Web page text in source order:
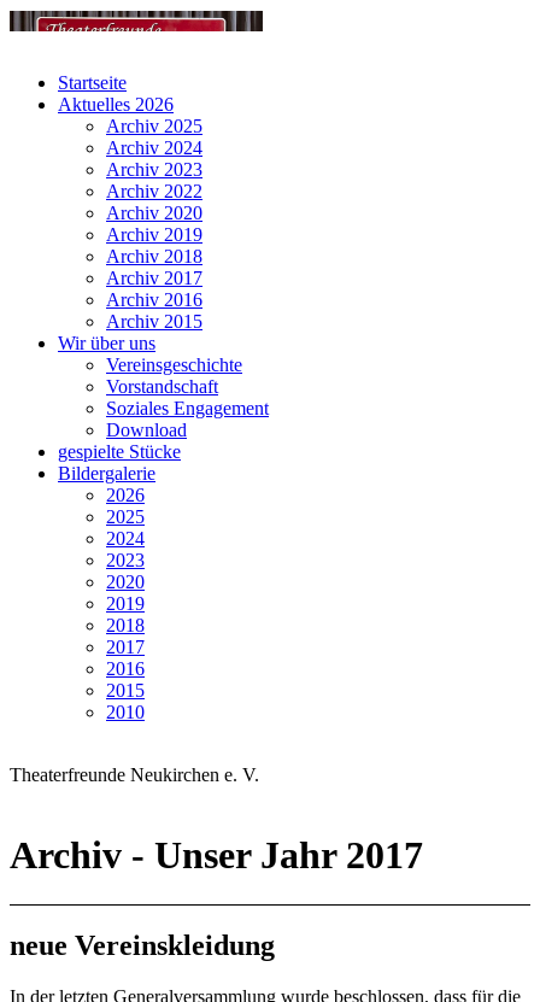
Startseite
Aktuelles 2026
Archiv 2025
Archiv 2024
Archiv 2023
Archiv 2022
Archiv 2020
Archiv 2019
Archiv 2018
Archiv 2017
Archiv 2016
Archiv 2015
Wir über uns
Vereinsgeschichte
Vorstandschaft
Soziales Engagement
Download
gespielte Stücke
Bildergalerie
2026
2025
2024
2023
2020
2019
2018
2017
2016
2015
2010
Theaterfreunde Neukirchen e. V.
Archiv - Unser Jahr 2017
neue Vereinskleidung
In der letzten Generalversammlung wurde beschlossen, dass für die